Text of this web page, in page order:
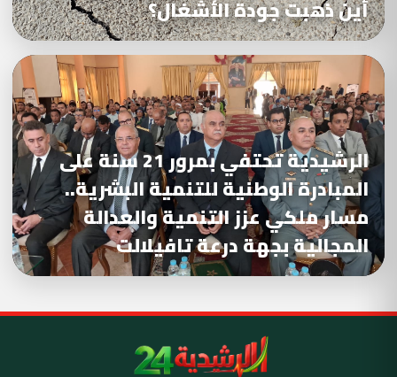
أين ذهبت جودة الأشغال؟
الرشيدية تحتفي بمرور 21 سنة على
المبادرة الوطنية للتنمية البشرية..
مسار ملكي عزز التنمية والعدالة
المجالية بجهة درعة تافيلالت